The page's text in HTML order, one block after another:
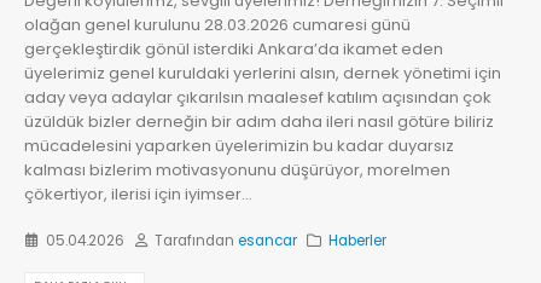
olağan genel kurulunu 28.03.2026 cumaresi günü
gerçekleştirdik gönül isterdiki Ankara’da ikamet eden
üyelerimiz genel kuruldaki yerlerini alsın, dernek yönetimi için
aday veya adaylar çıkarılsın maalesef katılım açısından çok
üzüldük bizler derneğin bir adım daha ileri nasıl götüre biliriz
mücadelesini yaparken üyelerimizin bu kadar duyarsız
kalması bizlerim motivasyonunu düşürüyor, morelmen
çökertiyor, ilerisi için iyimser...
05.04.2026 Tarafındanesancar Haberler